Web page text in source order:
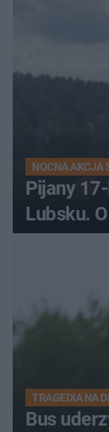
NOCNA AKCJA
Pijany
Lubsku.
TRAGEDIA NA
Bus